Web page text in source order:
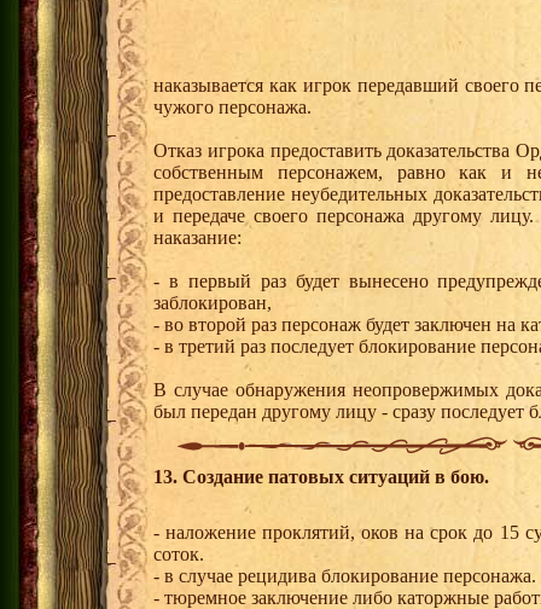
наказывается как игрок передавший своего
чужого персонажа.
Отказ игрока предоставить доказательства
собственным персонажем, равно как и не
предоставление неубедительных
и передаче своего персонажа другому
наказание:
- в первый раз будет вынесено
заблокирован,
- во второй раз персонаж будет заключен на
- в третий раз последует блокирование
В случае обнаружения неопровержимых
был передан другому лицу - сразу последует
13. Создание патовых ситуаций в бою.
- наложение проклятий, оков на срок до 15
соток.
- в случае рецидива блокирование персонажа.
- тюремное заключение либо каторжные